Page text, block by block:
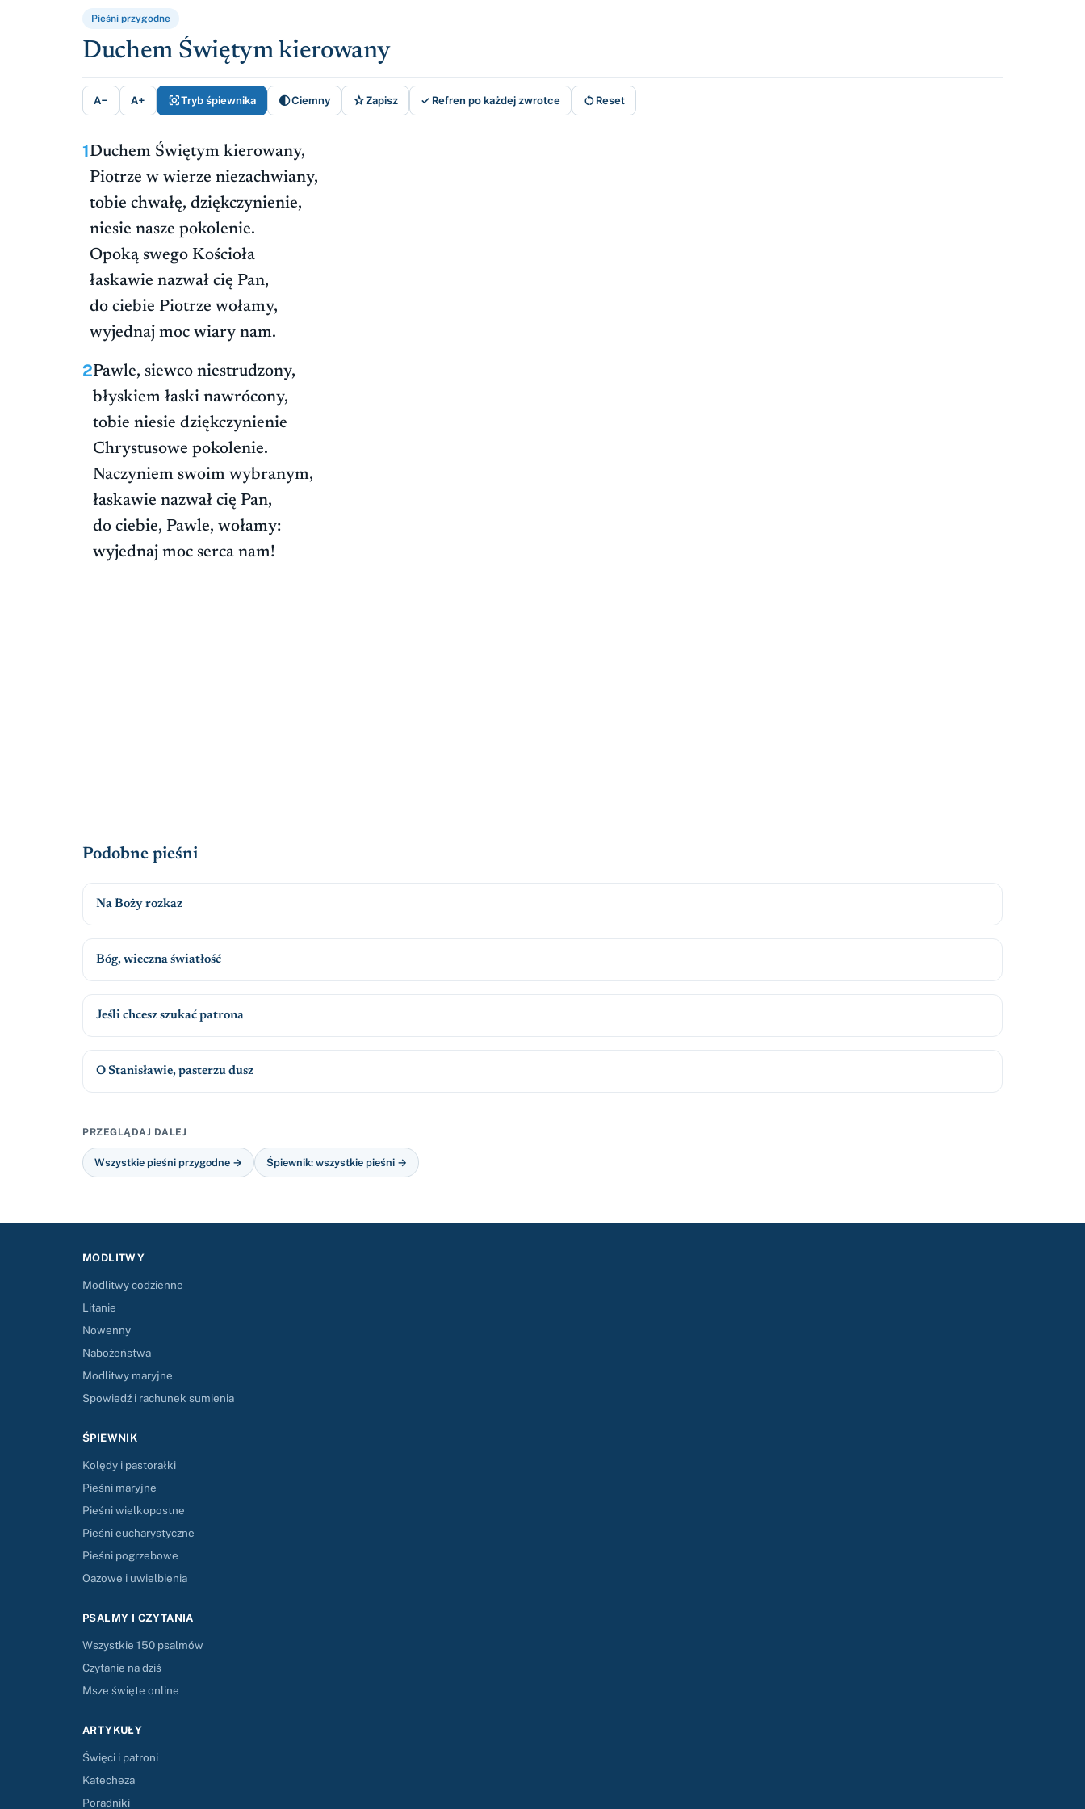
Pieśni przygodne
Duchem Świętym kierowany
A− A+ Tryb śpiewnika Ciemny Zapisz ✓ Refren po każdej zwrotce Reset
1Duchem Świętym kierowany,
Piotrze w wierze niezachwiany,
tobie chwałę, dziękczynienie,
niesie nasze pokolenie.
Opoką swego Kościoła
łaskawie nazwał cię Pan,
do ciebie Piotrze wołamy,
wyjednaj moc wiary nam.
2Pawle, siewco niestrudzony,
błyskiem łaski nawrócony,
tobie niesie dziękczynienie
Chrystusowe pokolenie.
Naczyniem swoim wybranym,
łaskawie nazwał cię Pan,
do ciebie, Pawle, wołamy:
wyjednaj moc serca nam!
Podobne pieśni
Na Boży rozkaz
Bóg, wieczna światłość
Jeśli chcesz szukać patrona
O Stanisławie, pasterzu dusz
PRZEGLĄDAJ DALEJ
Wszystkie pieśni przygodne → Śpiewnik: wszystkie pieśni →
MODLITWY
Modlitwy codzienne
Litanie
Nowenny
Nabożeństwa
Modlitwy maryjne
Spowiedź i rachunek sumienia
ŚPIEWNIK
Kolędy i pastorałki
Pieśni maryjne
Pieśni wielkopostne
Pieśni eucharystyczne
Pieśni pogrzebowe
Oazowe i uwielbienia
PSALMY I CZYTANIA
Wszystkie 150 psalmów
Czytanie na dziś
Msze święte online
ARTYKUŁY
Święci i patroni
Katecheza
Poradniki